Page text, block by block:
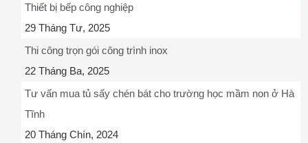
Thiết bị bếp công nghiệp
29 Tháng Tư, 2025
Thi công trọn gói công trình inox
22 Tháng Ba, 2025
Tư vấn mua tủ sấy chén bát cho trường học mầm non ở Hà
Tĩnh
20 Tháng Chín, 2024